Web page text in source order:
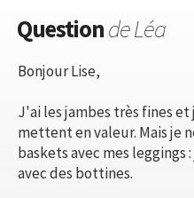
Questionde Léa
Bonjour Lise,
J'ai les jambes très fines
mettent en valeur. Mais je
baskets avec mes
avec des bottines.